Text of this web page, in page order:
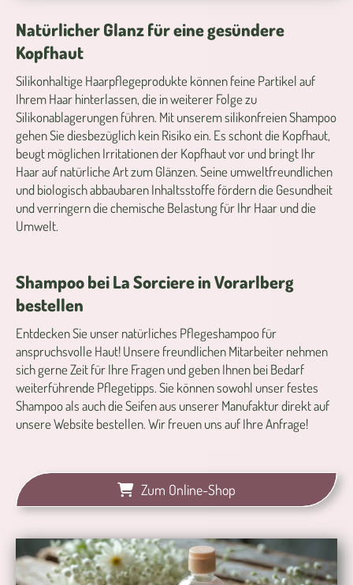
Natürlicher Glanz für eine gesündere
Kopfhaut
Silikonhaltige Haarpflegeprodukte können feine Partikel auf
Ihrem Haar hinterlassen, die in weiterer Folge zu
Silikonablagerungen führen. Mit unserem silikonfreien Shampoo
gehen Sie diesbezüglich kein Risiko ein. Es schont die Kopfhaut,
beugt möglichen Irritationen der Kopfhaut vor und bringt Ihr
Haar auf natürliche Art zum Glänzen. Seine umweltfreundlichen
und biologisch abbaubaren Inhaltsstoffe fördern die Gesundheit
und verringern die chemische Belastung für Ihr Haar und die
Umwelt.
Shampoo bei La Sorciere in Vorarlberg
bestellen
Entdecken Sie unser natürliches Pflegeshampoo für
anspruchsvolle Haut! Unsere freundlichen Mitarbeiter nehmen
sich gerne Zeit für Ihre Fragen und geben Ihnen bei Bedarf
weiterführende Pflegetipps. Sie können sowohl unser festes
Shampoo als auch die Seifen aus unserer Manufaktur direkt auf
unsere Website bestellen. Wir freuen uns auf Ihre Anfrage!
Zum Online-Shop